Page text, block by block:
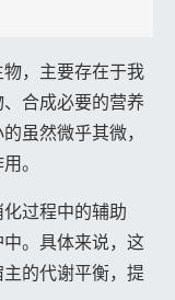
，主要存在于我
合成必要的营养
虽然微乎其微，
。
过程中的辅助
。具体来说，这
的代谢平衡，提